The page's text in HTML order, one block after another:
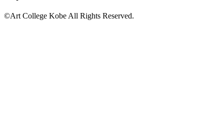
©Art College Kobe All Rights Reserved.